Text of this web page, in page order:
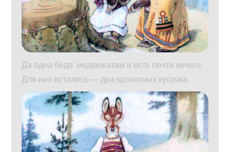
Да одна беда: медвежатам и есть почти нечего.
Для них остались — два крохотных кусочка.